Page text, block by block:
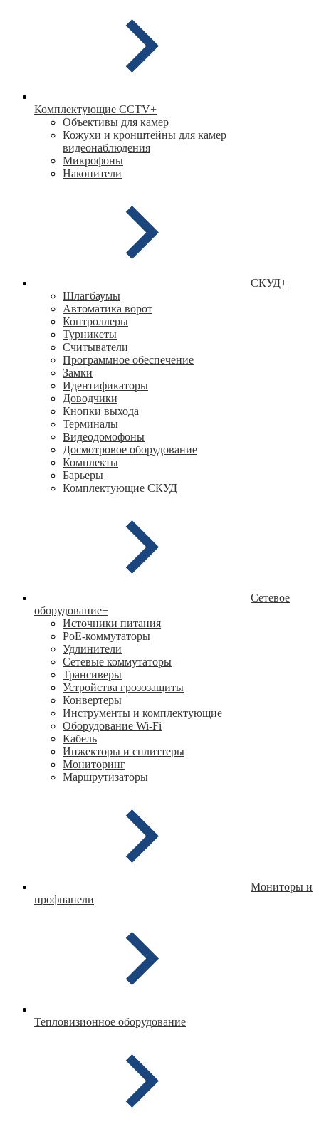
Комплектующие CCTV+
Объективы для камер
Кожухи и кронштейны для камер
видеонаблюдения
Микрофоны
Накопители
СКУД+
Шлагбаумы
Автоматика ворот
Контроллеры
Турникеты
Считыватели
Программное обеспечение
Замки
Идентификаторы
Доводчики
Кнопки выхода
Терминалы
Видеодомофоны
Досмотровое оборудование
Комплекты
Барьеры
Комплектующие СКУД
Сетевое
оборудование+
Источники питания
PoE-коммутаторы
Удлинители
Сетевые коммутаторы
Трансиверы
Устройства грозозащиты
Конвертеры
Инструменты и комплектующие
Оборудование Wi-Fi
Кабель
Инжекторы и сплиттеры
Мониторинг
Маршрутизаторы
Мониторы и
профпанели
Тепловизионное оборудование